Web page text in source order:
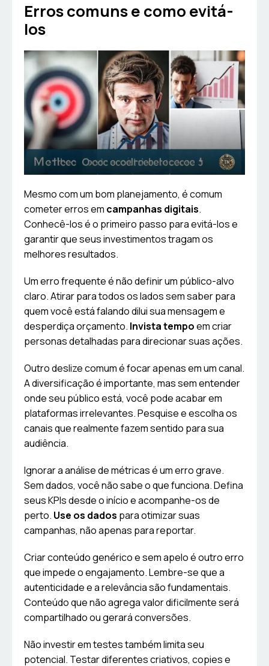
Erros comuns e como evitá-
los
Mesmo com um bom planejamento, é comum
cometer erros em campanhas digitais.
Conhecê-los é o primeiro passo para evitá-los e
garantir que seus investimentos tragam os
melhores resultados.
Um erro frequente é não definir um público-alvo
claro. Atirar para todos os lados sem saber para
quem você está falando dilui sua mensagem e
desperdiça orçamento. Invista tempoem criar
personas detalhadas para direcionar suas ações.
Outro deslize comum é focar apenas em um canal.
A diversificação é importante, mas sem entender
onde seu público está, você pode acabar em
plataformas irrelevantes. Pesquise e escolha os
canais que realmente fazem sentido para sua
audiência.
Ignorar a análise de métricas é um erro grave.
Sem dados, você não sabe o que funciona. Defina
seus KPIs desde o início e acompanhe-os de
perto. Use os dados para otimizar suas
campanhas, não apenas para reportar.
Criar conteúdo genérico e sem apelo é outro erro
que impede o engajamento. Lembre-se que a
autenticidade e a relevância são fundamentais.
Conteúdo que não agrega valor dificilmente será
compartilhado ou gerará conversões.
Não investir em testes também limita seu
potencial. Testar diferentes criativos, copies e